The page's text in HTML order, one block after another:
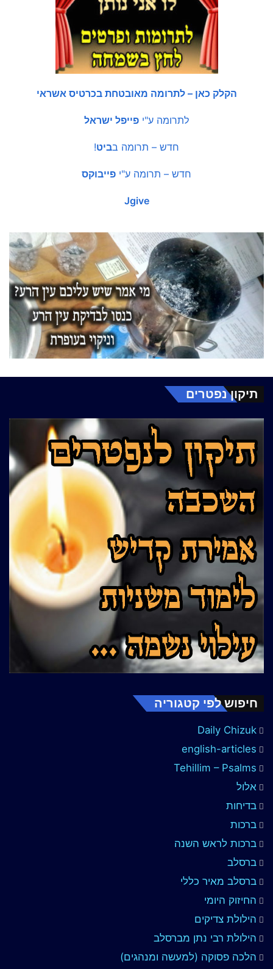
הקלק כאן – לתרומה מאובטחת בכרטיס אשראי
לתרומה ע"י פייפל ישראל
חדש – תרומה בביט!
חדש – תרומה ע"י פייבוקס
Jgive
תיקון נפטרים
חיפוש לפי קטגוריה
Daily Chizuk
english-articles
Tehillim – Psalms
אלול
בדיחות
ברכות
ברכות לראש השנה
ברסלב
ברסלב מאיר כללי
החיזוק היומי
הילולת צדיקים
הילולת רבי נתן מברסלב
הלכה פסוקה (למעשה ומנהגים)